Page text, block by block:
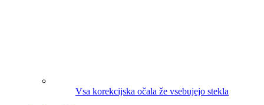
Vsa korekcijska očala že vsebujejo stekla